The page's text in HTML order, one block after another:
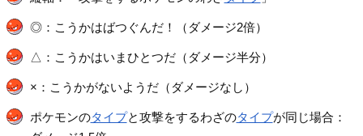
◎：こうかはばつぐんだ！（ダメージ2倍）
△：こうかはいまひとつだ（ダメージ半分）
×：こうかがないようだ（ダメージなし）
ポケモンのタイプと攻撃をするわざのタイプが同じ場合：